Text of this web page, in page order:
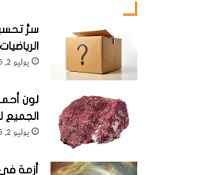
سرُّ
الرياضيات
يوليو 2, 2026
لون
الجميع
يوليو 2, 2026
أزمة